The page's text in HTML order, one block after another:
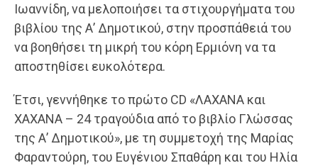
Ιωαννίδη, να μελοποιήσει τα στιχουργήματα του
βιβλίου της Α’ Δημοτικού, στην προσπάθειά του
να βοηθήσει τη μικρή του κόρη Ερμιόνη να τα
αποστηθίσει ευκολότερα.
Έτσι, γεννήθηκε το πρώτο CD «ΛΑΧΑΝΑ και
ΧΑΧΑΝΑ – 24 τραγούδια από το βιβλίο Γλώσσας
της Α’ Δημοτικού», με τη συμμετοχή της Μαρίας
Φαραντούρη, του Ευγένιου Σπαθάρη και του Ηλία